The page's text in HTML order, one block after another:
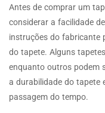
Antes de comprar um
considerar a facilidade
instruções do fabricante
do tapete. Alguns
enquanto outros podem
a durabilidade do tapete
passagem do tempo.